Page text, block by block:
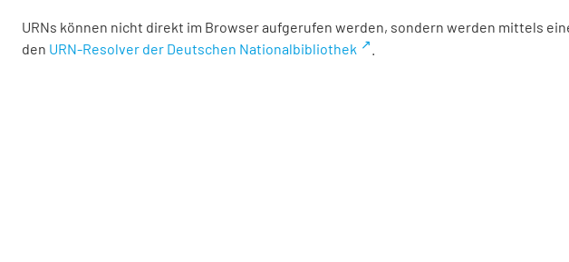
URNs können nicht direkt im Browser aufgerufen werden, sondern werden mittels
den URN-Resolver der Deutschen Nationalbibliothek